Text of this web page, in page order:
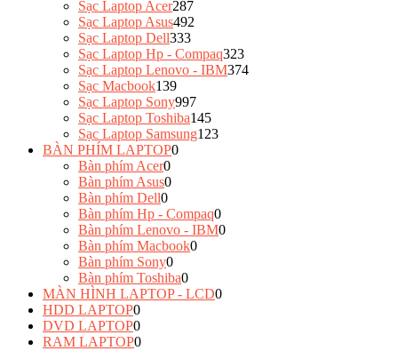
Sạc Laptop Acer287
Sạc Laptop Asus492
Sạc Laptop Dell333
Sạc Laptop Hp - Compaq323
Sạc Laptop Lenovo - IBM374
Sạc Macbook139
Sạc Laptop Sony997
Sạc Laptop Toshiba145
Sạc Laptop Samsung123
BÀN PHÍM LAPTOP0
Bàn phím Acer0
Bàn phím Asus0
Bàn phím Dell0
Bàn phím Hp - Compaq0
Bàn phím Lenovo - IBM0
Bàn phím Macbook0
Bàn phím Sony0
Bàn phím Toshiba0
MÀN HÌNH LAPTOP - LCD0
HDD LAPTOP0
DVD LAPTOP0
RAM LAPTOP0